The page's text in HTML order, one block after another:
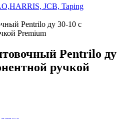
JCB, Taping
Pentrilo ду 30-10 с
Premium
Pentrilo ду
ручкой